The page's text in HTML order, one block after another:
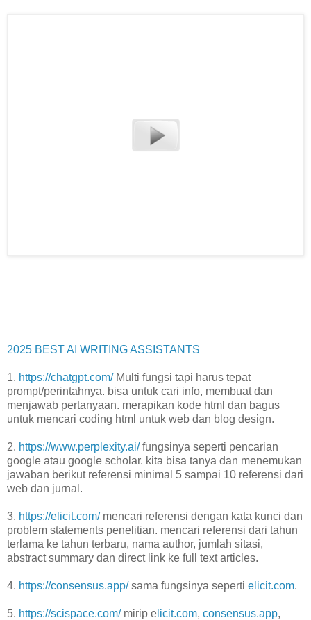
2025 BEST AI WRITING ASSISTANTS
1. https://chatgpt.com/Multi fungsi tapi harus tepat
prompt/perintahnya. bisa untuk cari info, membuat dan
menjawab pertanyaan. merapikan kode html dan bagus
untuk mencari coding html untuk web dan blog design.
2. https://www.perplexity.ai/fungsinya seperti pencarian
google atau google scholar. kita bisa tanya dan menemukan
jawaban berikut referensi minimal 5 sampai 10 referensi dari
web dan jurnal.
3. https://elicit.com/ mencari referensi dengan kata kunci dan
problem statements penelitian. mencari referensi dari tahun
terlama ke tahun terbaru, nama author, jumlah sitasi,
abstract summary dan direct link ke full text articles.
4. https://consensus.app/sama fungsinya seperti elicit.com.
5. https://scispace.com/mirip e licit.com, consensus.app,